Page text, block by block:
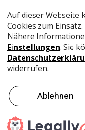
Die offizielle